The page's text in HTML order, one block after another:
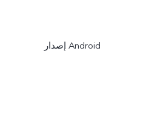
إصدار Android